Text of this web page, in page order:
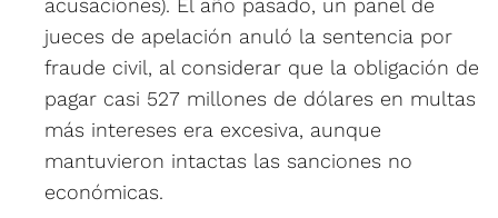
jueces de apelación anuló la sentencia por
fraude civil, al considerar que la obligación de
pagar casi 527 millones de dólares en multas
más intereses era excesiva, aunque
mantuvieron intactas las sanciones no
económicas.